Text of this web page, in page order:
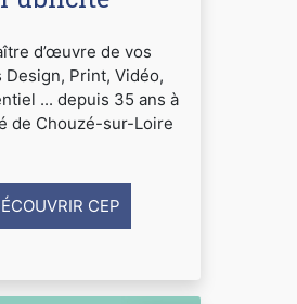
d’œuvre de vos
Design, Print, Vidéo,
... depuis 35 ans à
de Chouzé-sur-Loire
CEP